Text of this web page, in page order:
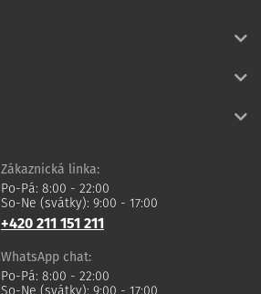
Zákaznická linka:
Po-Pá: 8:00 - 22:00
So-Ne (svátky): 9:00 - 17:00
+420 211 151 211
WhatsApp chat:
Po-Pá: 8:00 - 22:00